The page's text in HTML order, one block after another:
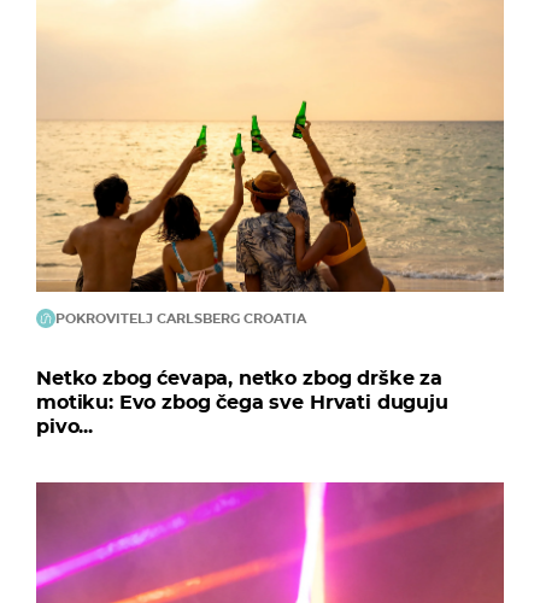
POKROVITELJ CARLSBERG CROATIA
Netko zbog ćevapa, netko zbog drške za
motiku: Evo zbog čega sve Hrvati duguju
pivo...